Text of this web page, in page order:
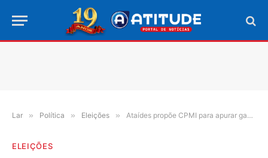
Lar » Política » Eleições » Ataídes propõe CPMI para apurar ganho bilionário da JBS
ELEIÇÕES